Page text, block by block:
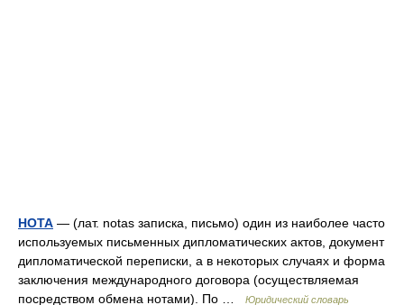
НОТА — (лат. notas записка, письмо) один из наиболее часто
используемых письменных дипломатических актов, документ
дипломатической переписки, а в некоторых случаях и форма
заключения международного договора (осуществляемая
посредством обмена нотами). По …
Юридический словарь